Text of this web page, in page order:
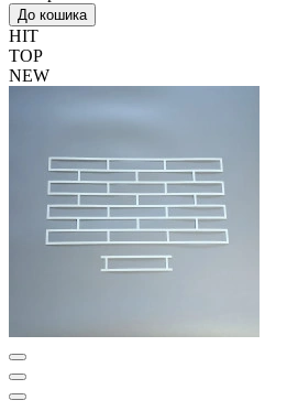
До кошика
HIT
TOP
NEW